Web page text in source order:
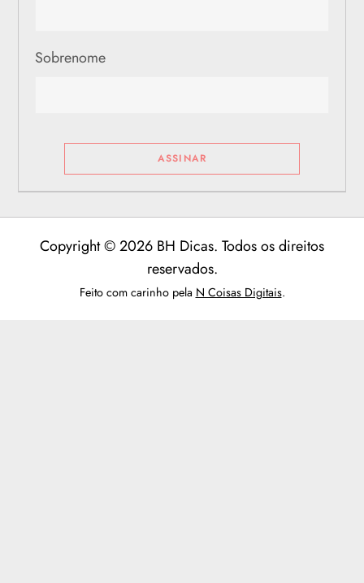
Sobrenome
Copyright © 2026 BH Dicas. Todos os direitos
reservados.
Feito com carinho pela N Coisas Digitais.